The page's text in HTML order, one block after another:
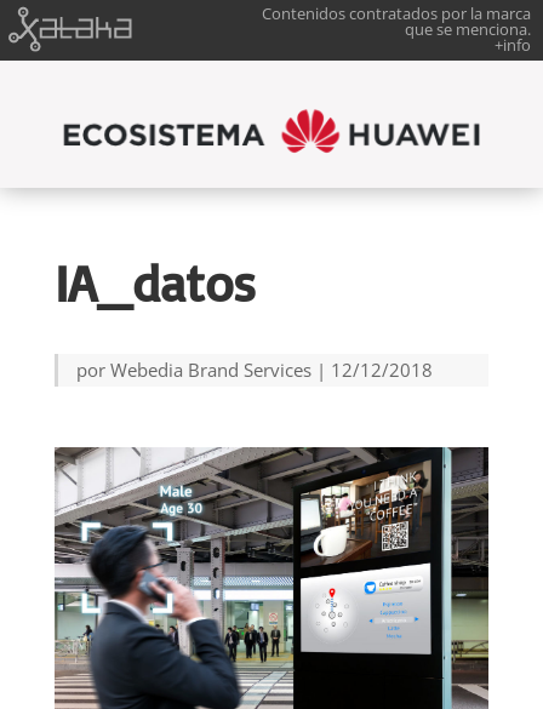
Contenidos contratados por la marca
que se menciona.
+info
IA_datos
por Webedia Brand Services| 12/12/2018